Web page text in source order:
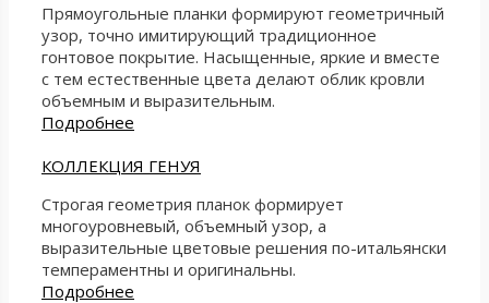
Прямоугольные планки формируют геометричный
узор, точно имитирующий традиционное
гонтовое покрытие. Насыщенные, яркие и вместе
с тем естественные цвета делают облик кровли
объемным и выразительным.
Подробнее
КОЛЛЕКЦИЯ ГЕНУЯ
Строгая геометрия планок формирует
многоуровневый, объемный узор, а
выразительные цветовые решения по-итальянски
темпераментны и оригинальны.
Подробнее